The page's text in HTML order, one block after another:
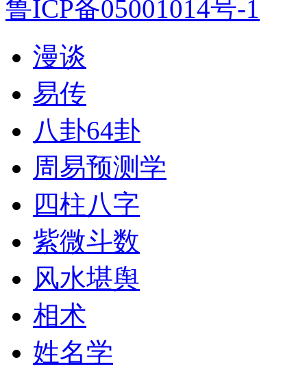
鲁ICP备05001014号-1
漫谈
易传
八卦64卦
周易预测学
四柱八字
紫微斗数
风水堪舆
相术
姓名学